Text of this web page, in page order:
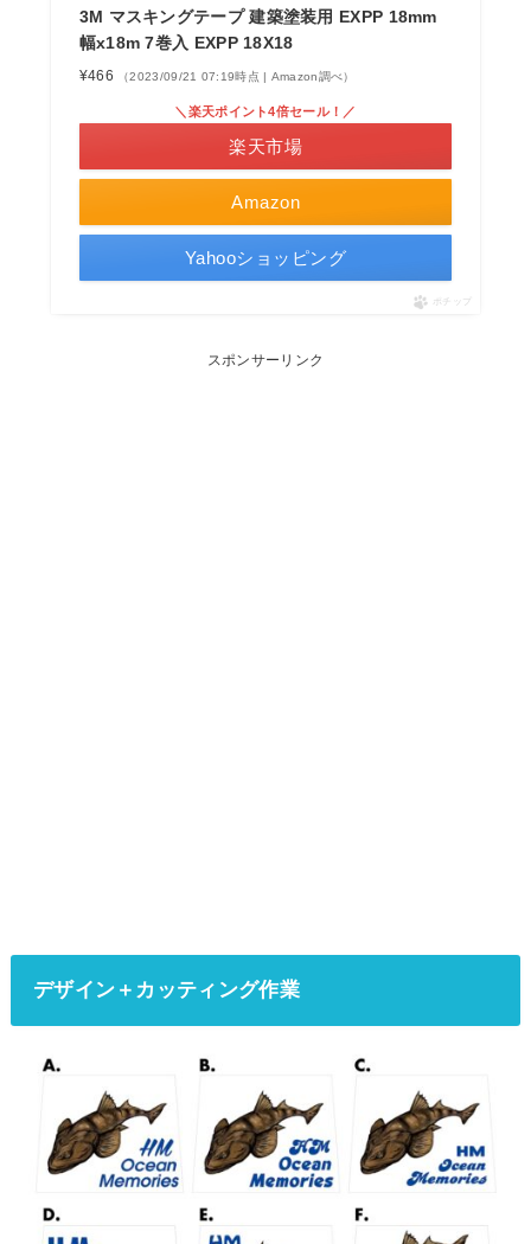
3M マスキングテープ 建築塗装用 EXPP 18mm
幅x18m 7巻入 EXPP 18X18
¥466 （2023/09/21 07:19時点 | Amazon調べ）
Amazon
＼楽天ポイント4倍セール！／
楽天市場
Yahooショッピング
ポチップ
スポンサーリンク
デザイン＋カッティング作業